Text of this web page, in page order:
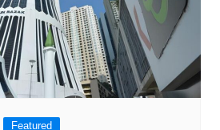
Featured